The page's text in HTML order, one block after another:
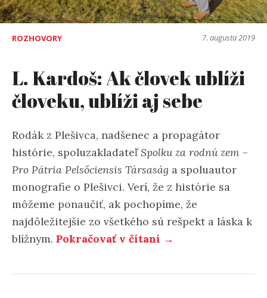
ROZHOVORY 7. augusta 2019
L. Kardoš: Ak človek ublíži
človeku, ublíži aj sebe
Rodák z Plešivca, nadšenec a propagátor
histórie, spoluzakladateľSpolku za rodnú zem –
Pro Pátria Pelsőciensis Társaság a spoluautor
monografie o Plešivci. Verí, že z histórie sa
môžeme ponaučiť, ak pochopíme, že
najdôležitejšie zo všetkého sú rešpekt a láska k
blížnym. Pokračovať v čítaní →